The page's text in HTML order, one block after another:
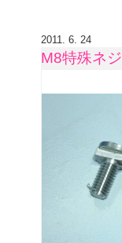
2011. 6. 24
M8特殊ネジ